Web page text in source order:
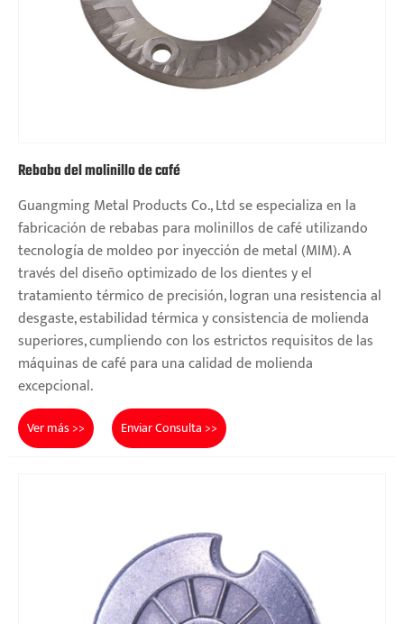
Rebaba del molinillo de café
Guangming Metal Products Co., Ltd se especializa en la
fabricación de rebabas para molinillos de café utilizando
tecnología de moldeo por inyección de metal (MIM). A
través del diseño optimizado de los dientes y el
tratamiento térmico de precisión, logran una resistencia al
desgaste, estabilidad térmica y consistencia de molienda
superiores, cumpliendo con los estrictos requisitos de las
máquinas de café para una calidad de molienda
excepcional.
Ver más >> Enviar Consulta >>